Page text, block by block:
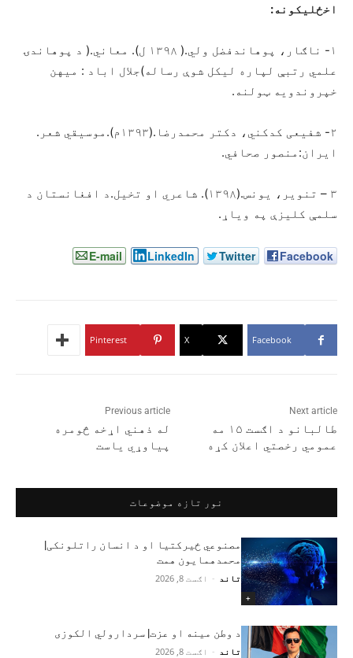
اخځلیکونه:
۱- ناګار، پوهاندفضل ولي.( ۱۳۹۸ ل). معاني.( د پوهاندۍ
علمي رتبې لپاره لیکل شوې رساله)جلال اباد : میهن
خپروندویه ټولنه.
۲- شفیعی کدکني، دکتر محمدرضا.(۱۳۹۳م).موسیقي شعر.
ایران:منصور صحافي.
۳ – تنویر، یونس.(۱۳۹۸). شاعري او تخیل.د افغانستان د
سلمې کلیزې په ویاړ.
Facebook
Twitter
LinkedIn
E-mail
Facebook
X
Pinterest
Previous article
له ذهني اړخه څومره
پیاوړي یاست
Next article
طالبانو د اګست ۱۵ مه
عمومي رخصتي اعلان کړه
نور تازه موضوعات
+
مصنوعي ځیرکتیا او د انسان راتلونکی|
محمدهمایون همت
تاند - اګست 8, 2026
د وطن مینه او عزت| سردارولي الکوزی
تاند - اګست 8, 2026